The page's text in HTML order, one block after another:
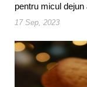
pentru micul dejun
17 Sep, 2023